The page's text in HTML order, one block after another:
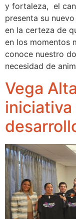
y fortaleza, el
presenta su
en la certeza de
en los momentos
conoce nuestro
necesidad de
Vega
iniciativa